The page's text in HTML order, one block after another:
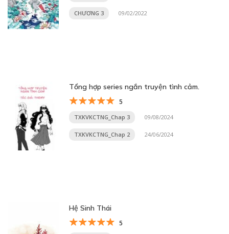
CHƯƠNG 3 09/02/2022
Tổng hợp series ngắn truyện tình cảm.
5
TXKVKCTNG_Chap 3 09/08/2024
TXKVKCTNG_Chap 2 24/06/2024
Hệ Sinh Thái
5